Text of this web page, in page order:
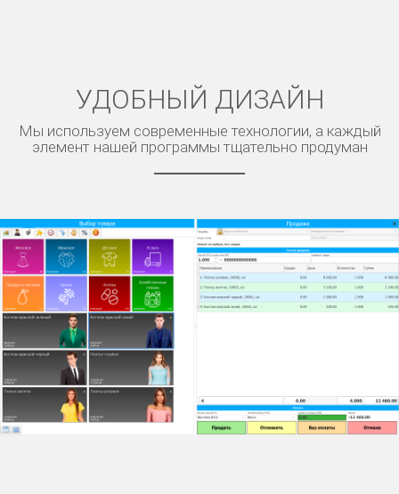
УДОБНЫЙ ДИЗАЙН
Мы используем современные технологии, а каждый
элемент нашей программы тщательно продуман